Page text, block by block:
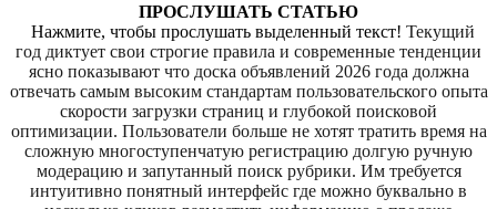
ПРОСЛУШАТЬ СТАТЬЮ
Нажмите, чтобы прослушать выделенный текст! Текущий
год диктует свои строгие правила и современные тенденции
ясно показывают что доска объявлений 2026 года должна
отвечать самым высоким стандартам пользовательского опыта
скорости загрузки страниц и глубокой поисковой
оптимизации. Пользователи больше не хотят тратить время на
сложную многоступенчатую регистрацию долгую ручную
модерацию и запутанный поиск рубрики. Им требуется
интуитивно понятный интерфейс где можно буквально в